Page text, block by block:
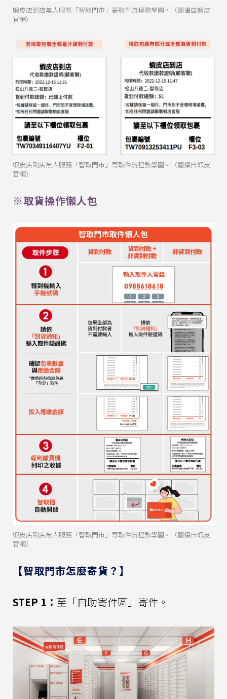
蝦皮店到店無人服務「智取門市」寄取件流程教學圖。（翻攝自蝦皮
官網）
蝦皮店到店無人服務「智取門市」寄取件流程教學圖。（翻攝自蝦皮
官網）
※取貨操作懶人包
蝦皮店到店無人服務「智取門市」寄取件流程教學圖。（翻攝自蝦皮
官網）
【智取門市怎麼寄貨？】
STEP 1： 至「自助寄件區」寄件。